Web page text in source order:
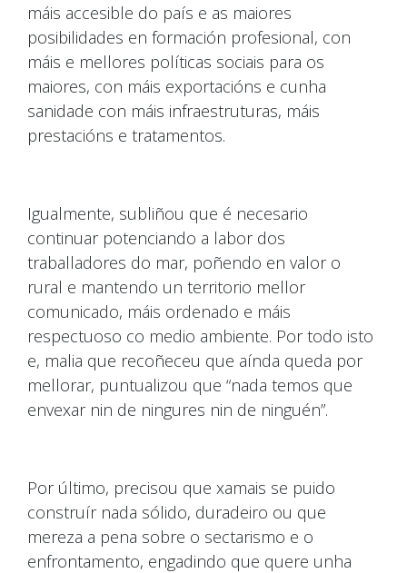
máis accesible do país e as maiores
posibilidades en formación profesional, con
máis e mellores políticas sociais para os
maiores, con máis exportacións e cunha
sanidade con máis infraestruturas, máis
prestacións e tratamentos.
Igualmente, subliñou que é necesario
continuar potenciando a labor dos
traballadores do mar, poñendo en valor o
rural e mantendo un territorio mellor
comunicado, máis ordenado e máis
respectuoso co medio ambiente. Por todo isto
e, malia que recoñeceu que aínda queda por
mellorar, puntualizou que “nada temos que
envexar nin de ningures nin de ninguén”.
Por último, precisou que xamais se puido
construír nada sólido, duradeiro ou que
mereza a pena sobre o sectarismo e o
enfrontamento, engadindo que quere unha